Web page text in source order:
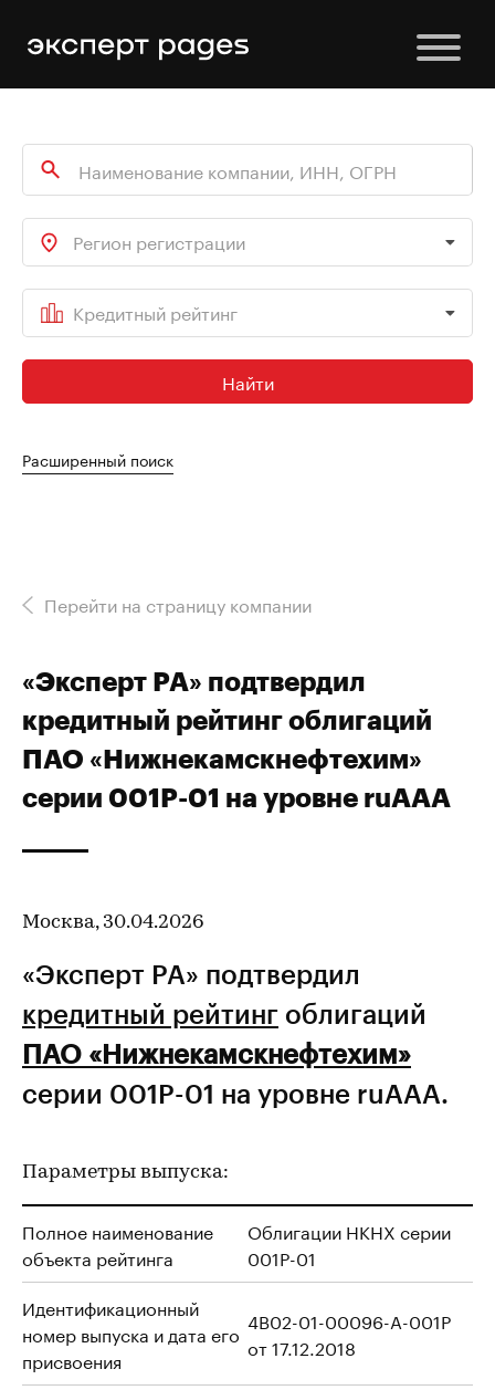
Регион регистрации
Кредитный рейтинг
Найти
Расширенный поиск
Перейти на страницу компании
«Эксперт РА» подтвердил
кредитный рейтинг облигаций
ПАО «Нижнекамскнефтехим»
серии 001P-01 на уровне ruAAA
Москва, 30.04.2026
«Эксперт РА» подтвердил
кредитный рейтинг облигаций
ПАО «Нижнекамскнефтехим»
серии 001P-01 на уровне ruAAA.
Параметры выпуска:
Полное наименование
объекта рейтинга
Облигации НКНХ серии
001P-01
Идентификационный
номер выпуска и дата его
присвоения
4B02-01-00096-A-001P
от 17.12.2018